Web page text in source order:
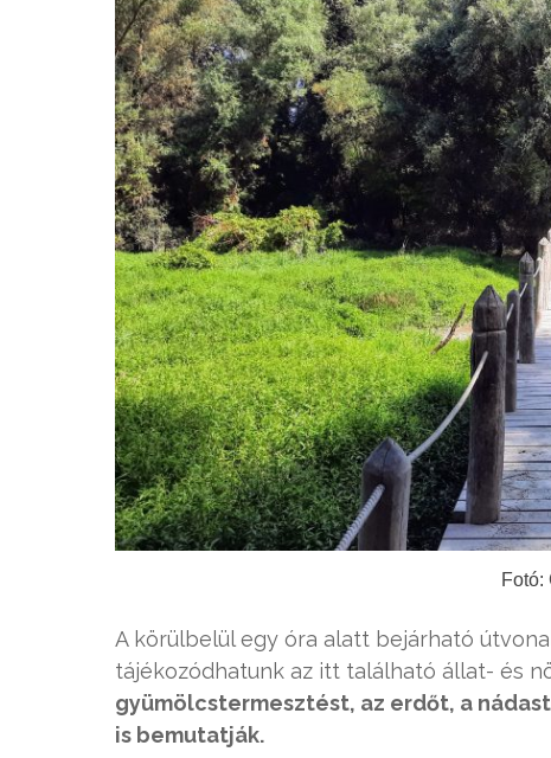
Fotó:
A körülbelül egy óra alatt bejárható
tájékozódhatunk az itt található állat- és
gyümölcstermesztést, az erdőt, a
is bemutatják.